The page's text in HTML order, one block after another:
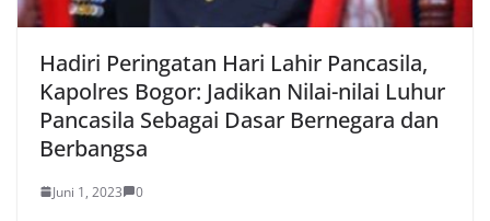
Hadiri Peringatan Hari Lahir Pancasila,
Kapolres Bogor: Jadikan Nilai-nilai Luhur
Pancasila Sebagai Dasar Bernegara dan
Berbangsa
Juni 1, 2023 0